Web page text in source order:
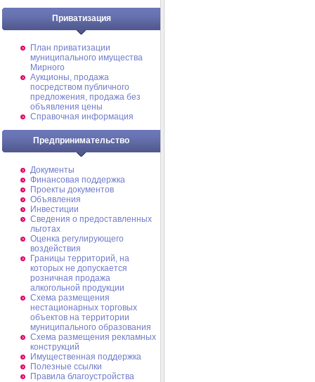
Приватизация
План приватизации
муниципального имущества
Мирного
Аукционы, продажа
посредством публичного
предложения, продажа без
объявления цены
Справочная информация
Предпринимательство
Документы
Финансовая поддержка
Проекты документов
Объявления
Инвестиции
Сведения о предоставленных
льготах
Оценка регулирующего
воздействия
Границы территорий, на
которых не допускается
розничная продажа
алкогольной продукции
Схема размещения
нестационарных торговых
объектов на территории
муниципального образования
Схема размещения рекламных
конструкций
Имущественная поддержка
Полезные ссылки
Правила благоустройства